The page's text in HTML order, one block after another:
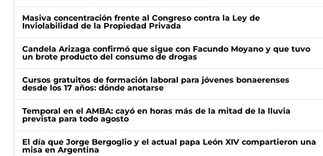
Masiva concentración frente al Congreso contra la Ley de
Inviolabilidad de la Propiedad Privada
Candela Arizaga confirmó que sigue con Facundo Moyano y que tuvo
un brote producto del consumo de drogas
Cursos gratuitos de formación laboral para jóvenes bonaerenses
desde los 17 años: dónde anotarse
Temporal en el AMBA: cayó en horas más de la mitad de la lluvia
prevista para todo agosto
El día que Jorge Bergoglio y el actual papa León XIV compartieron una
misa en Argentina